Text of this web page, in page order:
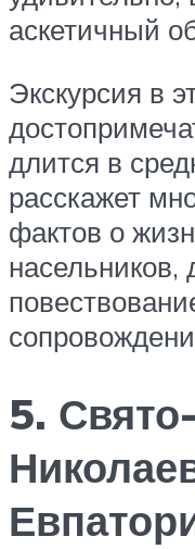
аскетичный
Экскурсия в
длится в
расскажет
фактов о
насельников,
5. Свято-